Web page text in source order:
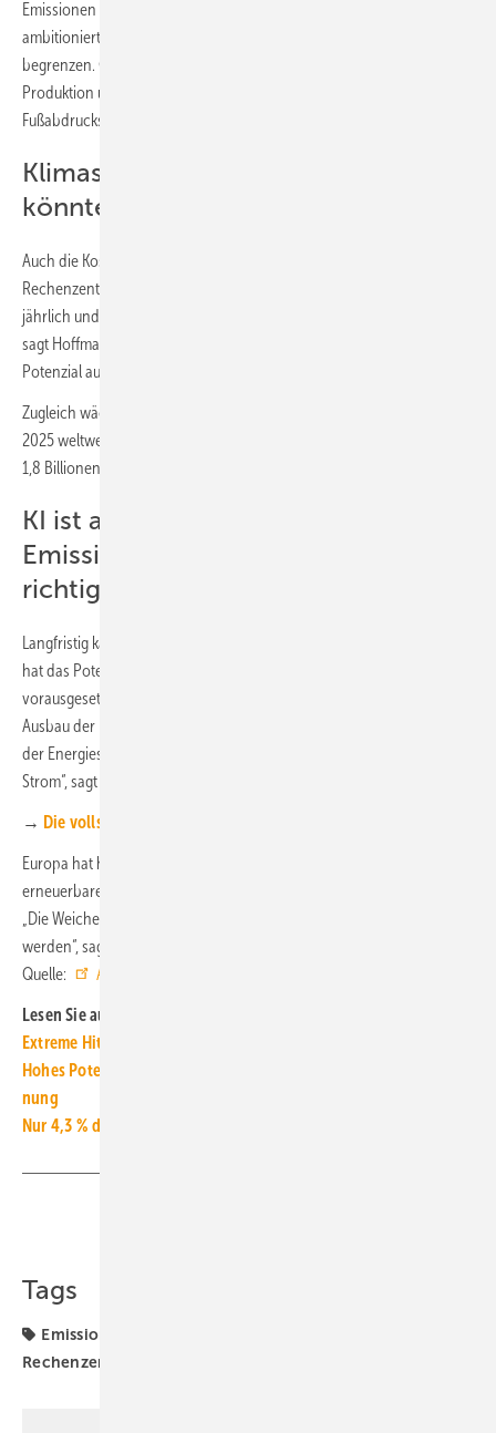
Emissionen bis 2030 auf bis zu 643 Mio. t steigen. In einem
ambitionierten Szenario ließe sich dieser Wert auf rund 329 Mio. t
begrenzen. Gleichzeitig gewinnen dann indirekte Emissionen aus
Produktion und Bau an Gewicht und könnten etwa die Hälfte des
Fußabdrucks ausmachen.
Klimaschäden durch Rechenzentren
könnten sich bis 2030 verdoppeln
Auch die Kosten steigen deutlich: „Die Klimaschäden durch
Rechenzentren belaufen sich heute auf rund 68 Mrd. US-Dollar
jährlich und könnten bis 2030 auf bis zu 154 Mrd. US-Dollar steigen“,
sagt Hoffmann. „KI trägt bereits etwa 13 Mrd. US-Dollar dazu bei, mit
Potenzial auf über 50 Mrd. US-Dollar."
Zugleich wächst ein weiterer Engpass: Rechenzentren verbrauchen
2025 weltweit rund 814 Mrd. Liter Wasser – bis 2030 könnten es bis zu
1,8 Billionen. Liter sein.
KI ist auch Teil der Lösung bei der
Emissionsminderung – mit dem
richtigen Energiemix
Langfristig kann KI dennoch zur Emissionsminderung beitragen. „KI
hat das Potenzial, netto emissionsmindernd zu wirken –
vorausgesetzt, ihre Effizienzgewinne skalieren schneller als der
Ausbau der Infrastruktur. Entscheidend ist dabei die Transformation
der Energiesysteme: Der Schlüssel zu ‚Green AI‘ liegt in sauberem
Strom“, sagt Hoffmann.
→ Die vollständige Studie (pdf, ENG) „Code, carbon, kilowatts“
Europa hat hier klare Vorteile – doch ohne konsequenten Ausbau der
erneuerbaren Energien droht dieser Vorsprung verloren zu gehen.
„Die Weichen für klimafreundliche KI-Infrastruktur müssen jetzt gestellt
werden“, sagt Hoffmann. ■
Quelle:
Allianz Trade
Lesen Sie auch:
Extreme Hitze kostet Milliarden und lähmt Wirt­schafts­wachs­tum
Hohes Potenzial für Woh­nungs­lüf­tung mit Wär­me­rück­ge­win­
nung
Nur 4,3 % der neuen Wohn­ge­bäude haben eine Kühlung
Tags
Emissionen
Rechenzentren